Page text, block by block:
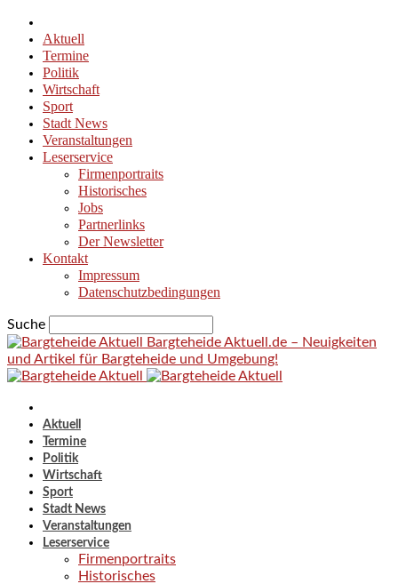
Aktuell
Termine
Politik
Wirtschaft
Sport
Stadt News
Veranstaltungen
Leserservice
Firmenportraits
Historisches
Jobs
Partnerlinks
Der Newsletter
Kontakt
Impressum
Datenschutzbedingungen
Suche
Bargteheide Aktuell.de – Neuigkeiten
und Artikel für Bargteheide und Umgebung!
Aktuell
Termine
Politik
Wirtschaft
Sport
Stadt News
Veranstaltungen
Leserservice
Firmenportraits
Historisches